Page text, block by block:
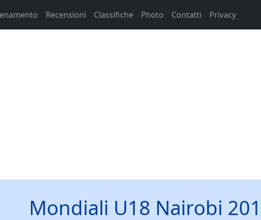
Recensioni Classifiche Photo Contatti Privacy
Mondiali U18 Nairobi